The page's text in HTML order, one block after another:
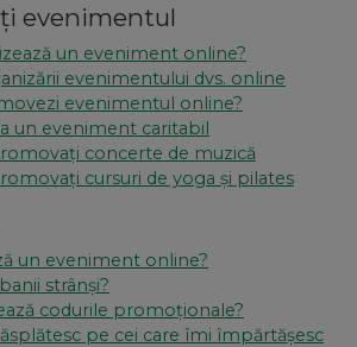
evenimentul
un eveniment online?
evenimentului dvs. online
evenimentul online?
un eveniment caritabil
concerte de muzică
cursuri de yoga și pilates
un eveniment online?
strânși?
codurile promoționale?
pe cei care îmi împărtășesc